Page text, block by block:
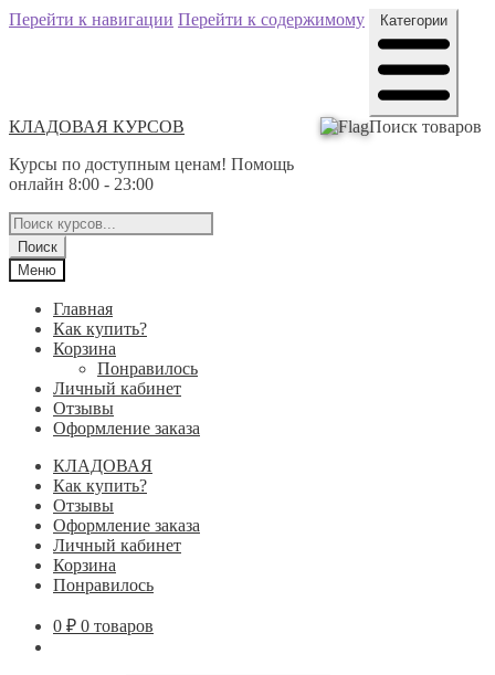
Перейти к навигации Перейти к содержимому
КЛАДОВАЯ КУРСОВ
Курсы по доступным ценам! Помощь
онлайн 8:00 - 23:00
Категории
Поиск товаров
Поиск
Меню
Главная
Как купить?
Корзина
Понравилось
Личный кабинет
Отзывы
Оформление заказа
КЛАДОВАЯ
Как купить?
Отзывы
Оформление заказа
Личный кабинет
Корзина
Понравилось
0 ₽ 0 товаров